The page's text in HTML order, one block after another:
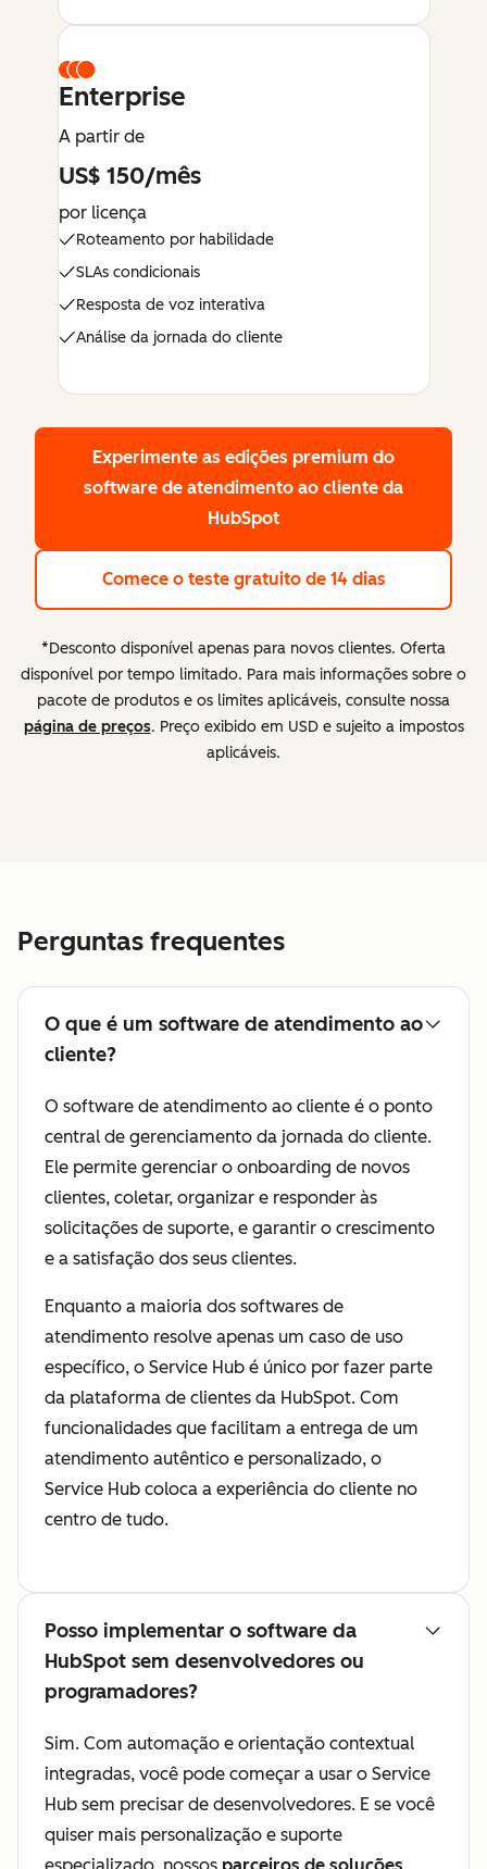
Enterprise
A partir de
US$ 150/mês
por licença
Roteamento por habilidade
SLAs condicionais
Resposta de voz interativa
Análise da jornada do cliente
Experimente as edições premium do
software de atendimento ao cliente da
HubSpot
Comece o teste gratuito de 14 dias
*Desconto disponível apenas para novos clientes. Oferta
disponível por tempo limitado. Para mais informações sobre o
pacote de produtos e os limites aplicáveis, consulte nossa
página de preços. Preço exibido em USD e sujeito a impostos
aplicáveis.
Perguntas frequentes
O que é um software de atendimento ao
cliente?
O software de atendimento ao cliente é o ponto
central de gerenciamento da jornada do cliente.
Ele permite gerenciar o onboarding de novos
clientes, coletar, organizar e responder às
solicitações de suporte, e garantir o crescimento
e a satisfação dos seus clientes.
Enquanto a maioria dos softwares de
atendimento resolve apenas um caso de uso
específico, o Service Hub é único por fazer parte
da plataforma de clientes da HubSpot. Com
funcionalidades que facilitam a entrega de um
atendimento autêntico e personalizado, o
Service Hub coloca a experiência do cliente no
centro de tudo.
Posso implementar o software da
HubSpot sem desenvolvedores ou
programadores?
Sim. Com automação e orientação contextual
integradas, você pode começar a usar o Service
Hub sem precisar de desenvolvedores. E se você
quiser mais personalização e suporte